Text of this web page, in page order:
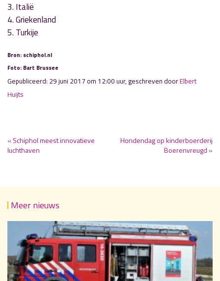
3. Italië
4. Griekenland
5. Turkije
Bron: schiphol.nl
Foto: Bart Brussee
Gepubliceerd: 29 juni 2017 om 12:00 uur, geschreven doorElbert
Huijts
« Schiphol meest innovatieve
luchthaven
Hondendag op kinderboerderij
Boerenvreugd »
Meer nieuws